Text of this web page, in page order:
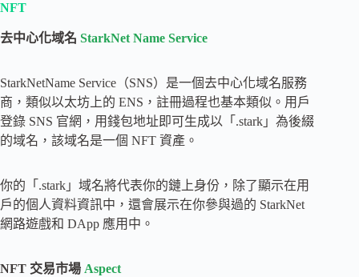
NFT
去中心化域名 StarkNet Name Service
StarkNetName Service（SNS）是一個去中心化域名服務
商，類似以太坊上的 ENS，註冊過程也基本類似。用戶
登錄 SNS 官網，用錢包地址即可生成以「.stark」為後綴
的域名，該域名是一個 NFT 資產。
你的「.stark」域名將代表你的鏈上身份，除了顯示在用
戶的個人資料資訊中，還會展示在你參與過的 StarkNet
網路遊戲和 DApp 應用中。
NFT 交易市場 Aspect